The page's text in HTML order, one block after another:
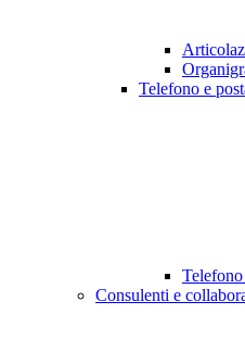
Telefono e
Telefono
Consulenti e